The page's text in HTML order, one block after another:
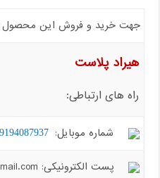
جهت خرید و فروش این محصول
هیراد پلاست
راه های ارتباطی:
شماره موبایل:
پست الکترونیکی: hiradplast.co@gmail.com